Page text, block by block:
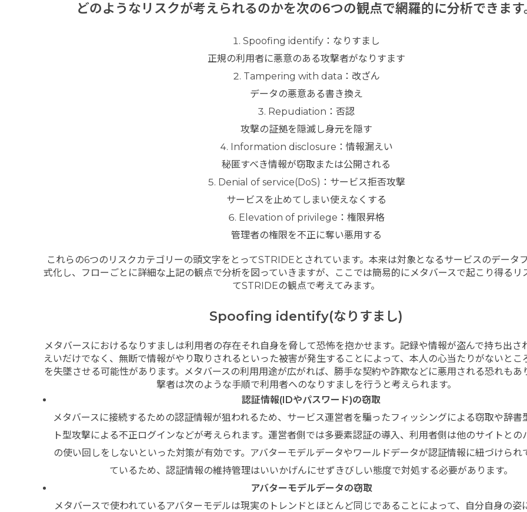
どのようなリスクが考えられるのかを次の6つの観点で網羅的に分析できます
Spoofing identify：なりすまし
正規の利用者に悪意のある攻撃者がなりすます
Tampering with data：改ざん
データの悪意ある書き換え
Repudiation：否認
攻撃の証拠を隠滅し身元を隠す
Information disclosure：情報漏えい
秘匿すべき情報が窃取または公開される
Denial of service(DoS)：サービス拒否攻撃
サービスを止めてしまい使えなくする
Elevation of privilege：権限昇格
管理者の権限を不正に奪い悪用する
これらの6つのリスクカテゴリーの頭文字をとってSTRIDEとされています。本来は対象となるサービスのデータ
式化し、フローごとに詳細な上記の観点で分析を図っていきますが、ここでは簡易的にメタバースで起こり得るリ
てSTRIDEの観点で考えてみます。
Spoofing identify(なりすまし)
メタバースにおけるなりすましは利用者の存在それ自身を脅して恐怖を抱かせます。記録や情報が盗んで持ち出さ
えいだけでなく、無断で情報がやり取りされるといった被害が発生することによって、本人の心当たりがないとこ
を失墜させる可能性があります。メタバースの利用用途が広がれば、勝手な契約や詐欺などに悪用される恐れもあ
撃者は次のような手順で利用者へのなりすましを行うと考えられます。
認証情報(IDやパスワード)の窃取
メタバースに接続するための認証情報が狙われるため、サービス運営者を騙ったフィッシングによる窃取や辞書
ト型攻撃による不正ログインなどが考えられます。運営者側では多要素認証の導入、利用者側は他のサイトとの
の使い回しをしないといった対策が有効です。アバターモデルデータやワールドデータが認証情報に紐づけられ
ているため、認証情報の維持管理はいいかげんにせずきびしい態度で対処する必要があります。
アバターモデルデータの窃取
メタバースで使われているアバターモデルは現実のトレンドとほとんど同じであることによって、自分自身の姿